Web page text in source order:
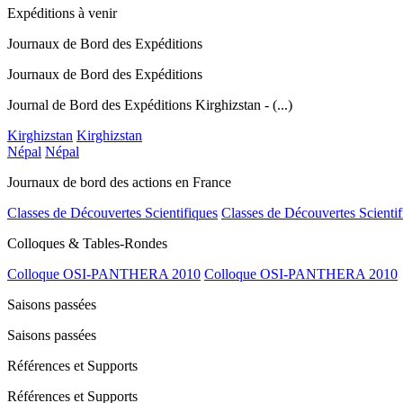
Expéditions à venir
Journaux de Bord des Expéditions
Journaux de Bord des Expéditions
Journal de Bord des Expéditions Kirghizstan - (...)
Kirghizstan Kirghizstan
Népal Népal
Journaux de bord des actions en France
Classes de Découvertes Scientifiques Classes de Découvertes
Colloques & Tables-Rondes
Colloque OSI-PANTHERA 2010 Colloque OSI-PANTHERA 2010
Saisons passées
Saisons passées
Références et Supports
Références et Supports